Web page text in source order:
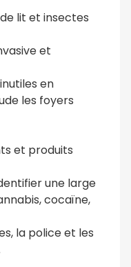
lit et insectes
et
en
les foyers
et produits
une large
cocaïne,
la police et les